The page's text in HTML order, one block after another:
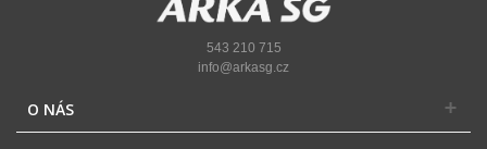
543 210 715
info@arkasg.cz
O NÁS